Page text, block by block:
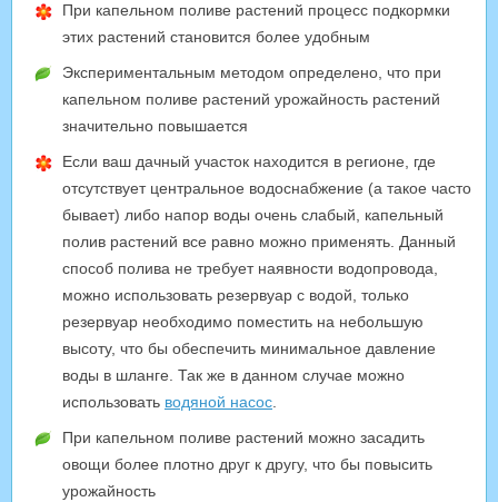
При капельном поливе растений процесс подкормки
этих растений становится более удобным
Экспериментальным методом определено, что при
капельном поливе растений урожайность растений
значительно повышается
Если ваш дачный участок находится в регионе, где
отсутствует центральное водоснабжение (а такое часто
бывает) либо напор воды очень слабый, капельный
полив растений все равно можно применять. Данный
способ полива не требует наявности водопровода,
можно использовать резервуар с водой, только
резервуар необходимо поместить на небольшую
высоту, что бы обеспечить минимальное давление
воды в шланге. Так же в данном случае можно
использовать водяной насос
При капельном поливе растений можно засадить
овощи более плотно друг к другу, что бы повысить
урожайность